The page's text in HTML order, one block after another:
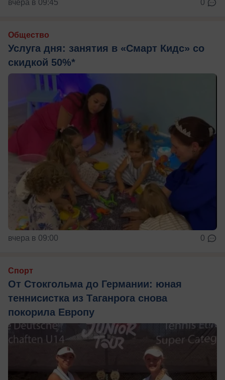
вчера в 09:45 0
Общество
Услуга дня: занятия в «Смарт Кидс» со
скидкой 50%*
вчера в 09:00 0
Спорт
От Стокгольма до Германии: юная
теннисистка из Таганрога снова
покорила Европу